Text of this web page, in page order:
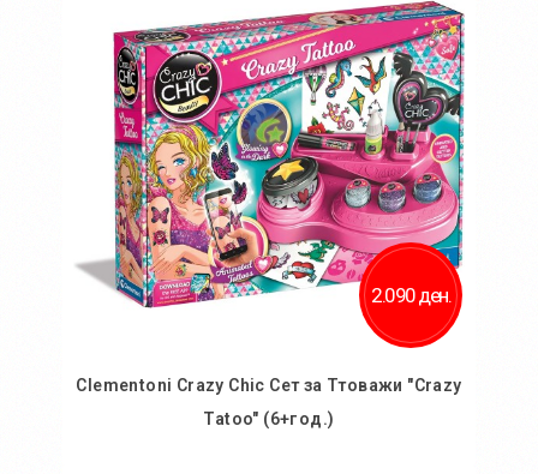
Додај во желби
Додај за споредба
2.090 ден.
Clementoni Crazy Chic Сет за Ттоважи "Crazy
Tatoo" (6+год.)